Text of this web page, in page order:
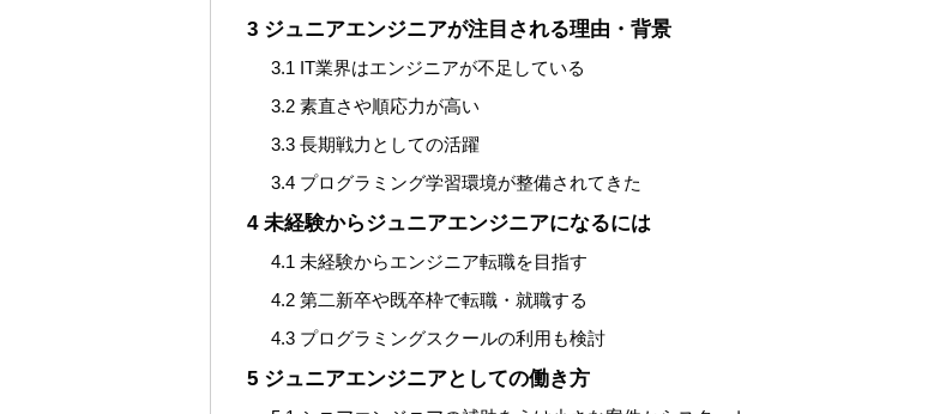
3 ジュニアエンジニアが注目される理由・背景
3.1 IT業界はエンジニアが不足している
3.2 素直さや順応力が高い
3.3 長期戦力としての活躍
3.4 プログラミング学習環境が整備されてきた
4未経験からジュニアエンジニアになるには
4.1 未経験からエンジニア転職を目指す
4.2 第二新卒や既卒枠で転職・就職する
4.3 プログラミングスクールの利用も検討
5 ジュニアエンジニアとしての働き方